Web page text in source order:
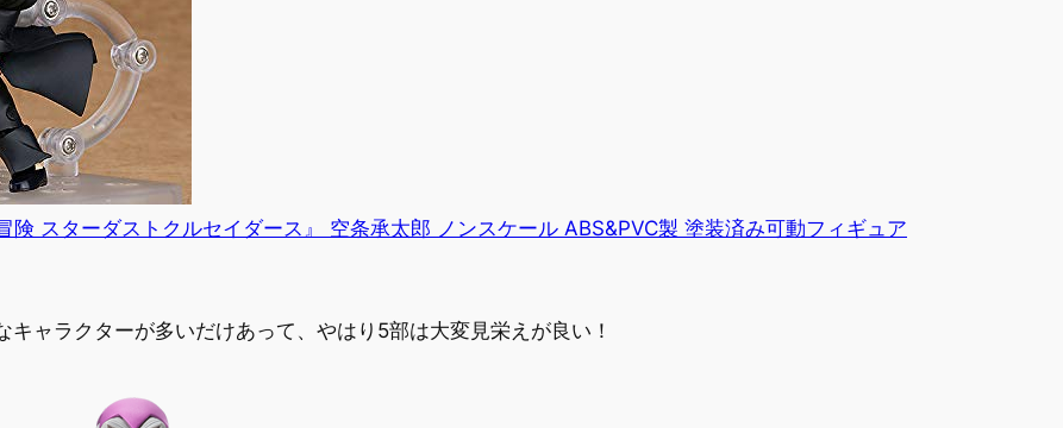
スターダストクルセイダース』 空条承太郎 ノンスケール ABS&PVC製 塗装済み可動フィギュア
ャラクターが多いだけあって、やはり5部は大変見栄えが良い！